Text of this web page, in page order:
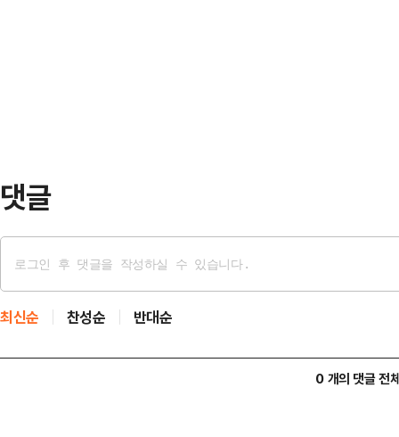
댓글
최신순 찬성순 반대순
0 개의 댓글 전